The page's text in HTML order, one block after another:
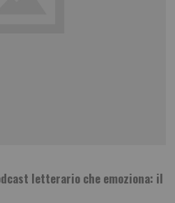
letterario che emoziona: il